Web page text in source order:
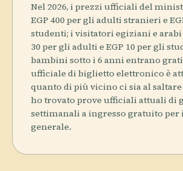
Nel 2026, i prezzi ufficiali del
EGP 400 per gli adulti stranieri e
studenti; i visitatori egiziani e arabi
30 per gli adulti e EGP 10 per gli
bambini sotto i 6 anni entrano
ufficiale di biglietto elettronico è
quanto di più vicino ci sia al
ho trovato prove ufficiali attuali di
settimanali a ingresso gratuito
generale.